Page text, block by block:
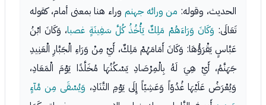
الحديث، وقوله: من ورائه جهنم وراء هنا بمعنى أمام، كقوله
تَعَالَى: وَكَانَ وَرَاءَهُمْ مَلِكٌ يَأْخُذُ كُلَّ سَفِينَةٍ غصبا، وَكَانَ ابْنُ
عَبَّاسٍ يَقْرَؤُهَا: وَكَانَ أَمَامَهُمْ مَلِكٌ، أَيْ مِنْ وَرَاءِ الْجَبَّارِ الْعَنِيدِ
جَهَنَّمُ، أَيْ هِيَ لَهُ بِالْمِرْصَادِ يَسْكُنُهَا مُخَلَّدًا يَوْمَ الْمَعَادِ،
وَيُعْرَضُ عَلَيْهَا غُدُوّاً وَعَشِيّاً إِلَى يَوْمِ التَّنَادِ، وَيُسْقَى مِن مَّآءٍ